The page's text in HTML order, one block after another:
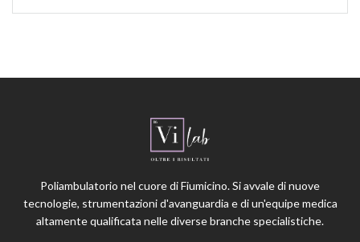
Poliambulatorio nel cuore di Fiumicino. Si avvale di nuove
tecnologie, strumentazioni d'avanguardia e di un'equipe medica
altamente qualificata nelle diverse branche specialistiche.